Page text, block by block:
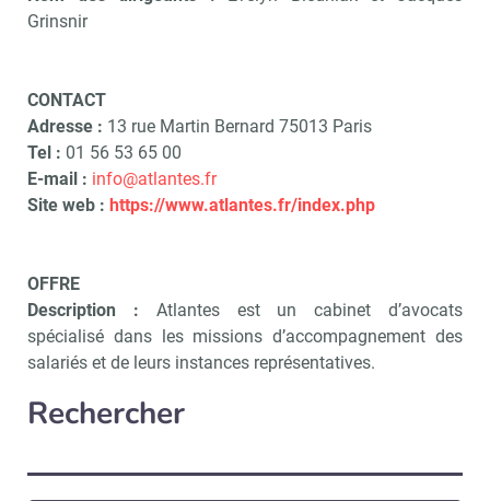
Grinsnir
CONTACT
Adresse : 13 rue Martin Bernard 75013 Paris
Tel : 01 56 53 65 00
E-mail : info@atlantes.fr
Site web : https://www.atlantes.fr/index.php
OFFRE
Description : Atlantes est un cabinet d’avocats
spécialisé dans les missions d’accompagnement des
salariés et de leurs instances représentatives.
Rechercher